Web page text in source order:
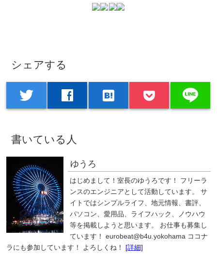
シェアする
twitter facebook hatenabookmark line
書いている人
ゆうろ
はじめまして！室長のゆうろです！ フリーラ
ンスのエンジニアとして活動しています。 サ
イトではシンプルライフ、地元情報、書評、
パソコン、愛用品、ライフハック、ノウハウ
等を掲載しようと思います。 お仕事も募集し
ています！ eurobeat@b4u.yokohama ココナ
ラにも参加しています！ よろしくね！ [詳細]